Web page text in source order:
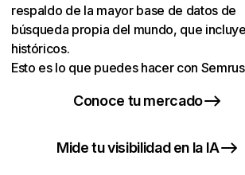
respaldo de la mayor base de datos de
búsqueda propia del mundo, que
históricos.
Esto es lo que puedes hacer con
Conoce tu mercado
Mide tu visibilidad en la IA